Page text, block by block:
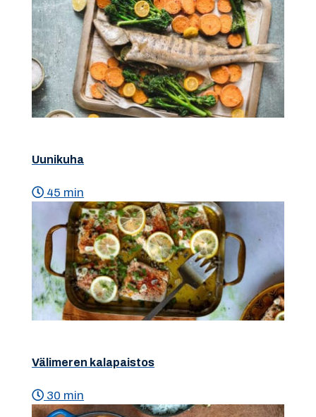
Uunikuha
45 min
Välimeren kalapaistos
30 min